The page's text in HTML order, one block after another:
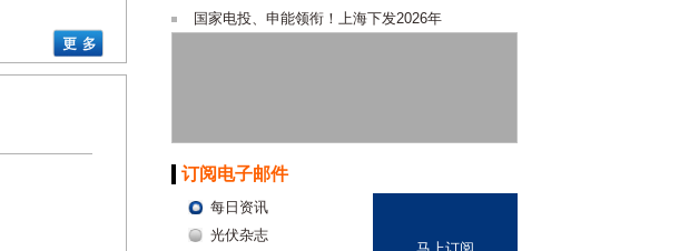
国家电投、申能领衔！上海下发2026年
订阅电子邮件
每日资讯
光伏杂志